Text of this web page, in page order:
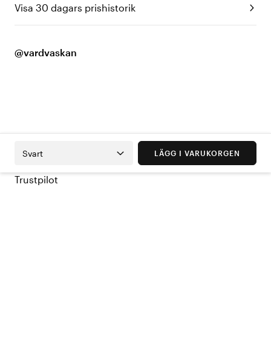
Visa 30 dagars prishistorik
@vardvaskan
Svart LÄGG I VARUKORGEN
Trustpilot